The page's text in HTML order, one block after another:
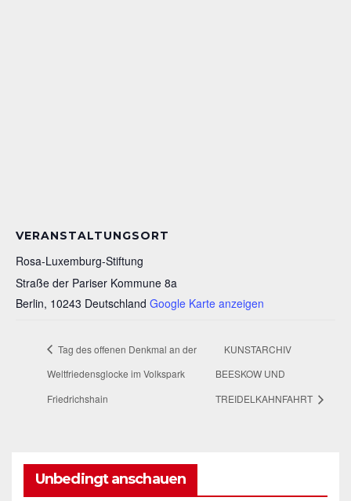
VERANSTALTUNGSORT
Rosa-Luxemburg-Stiftung
Straße der Pariser Kommune 8a
Berlin, 10243 Deutschland Google Karte anzeigen
Tag des offenen Denkmal an der
Weltfriedensglocke im Volkspark
Friedrichshain
KUNSTARCHIV
BEESKOW UND
TREIDELKAHNFAHRT
Unbedingt anschauen